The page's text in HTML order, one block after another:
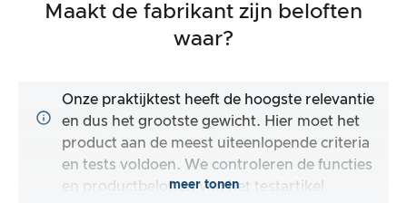
Maakt de fabrikant zijn beloften
waar?
Onze praktijktest heeft de hoogste relevantie
en dus het grootste gewicht. Hier moet het
product aan de meest uiteenlopende criteria
en tests voldoen. We controleren de functies
en productbeloften van het testartikel.
meer tonen